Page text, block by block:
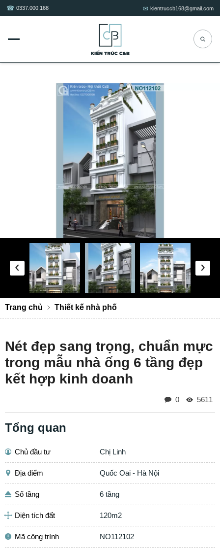
kientruccb168@gmail.com
0337.000.168
‹ ›
Trang chủ Thiết kế nhà phố
Nét đẹp sang trọng, chuẩn mực
trong mẫu nhà ống 6 tầng đẹp
kết hợp kinh doanh
0 5611
Tổng quan
Chủ đầu tư Chị Linh
Địa điểm Quốc Oai - Hà Nội
Số tầng 6 tầng
Diện tích đất 120m2
Mã công trình NO112102